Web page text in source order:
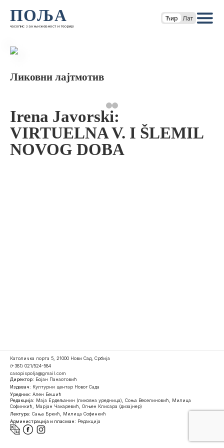
ПОЉА
часопис за књижевност и теорију
Ћир Лат
Ликовни лајтмотив
Irena Javorski:
VIRTUELNA V. I ŠLEMIL
NOVOG DOBA
Католичка порта 5, 21000 Нови Сад, Србија
(+381) 021/524-584
casopispolja@gmail.com
Директор: Бојан Панаотовић
Издавач: Културни центар Новог Сада
Уредник: Ален Бешић
Редакција: Маја Ердељанин (ликовна уредница), Соња Веселиновић, Милица
Софинкић, Марјан Чакаревић, Огњен Клисара (дизајнер)
Лектура: Сања Бркић, Милица Софинкић
Администрација и пласман: Редакција